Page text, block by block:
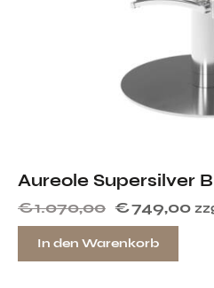
Aureole Supersilver
€1.070,00 €749,00
In den Warenkorb